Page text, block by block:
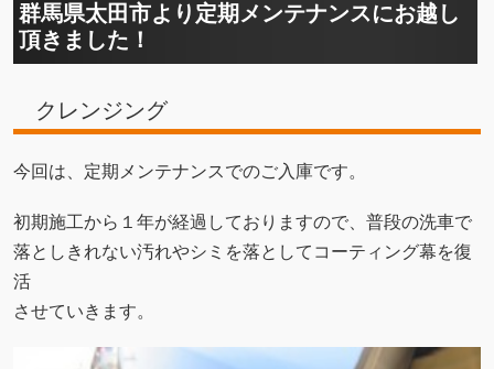
群馬県太田市より定期メンテナンスにお越し
頂きました！
クレンジング
今回は、定期メンテナンスでのご入庫です。
初期施工から１年が経過しておりますので、普段の洗車で
落としきれない汚れやシミを落としてコーティング幕を復
活
させていきます。